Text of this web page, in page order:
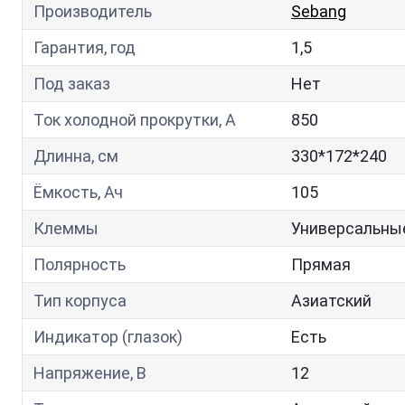
Производитель
Sebang
Гарантия, год
1,5
Под заказ
Нет
Ток холодной прокрутки, A
850
Длинна, см
330*172*240
Ёмкость, Ач
105
Клеммы
Полярность
Прямая
Тип корпуса
Азиатский
Индикатор (глазок)
Есть
Напряжение, В
12